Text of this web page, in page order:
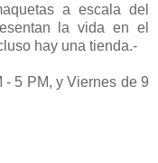
a escala del
la vida en el
hay una tienda.-
- 5 PM, y Viernes de 9